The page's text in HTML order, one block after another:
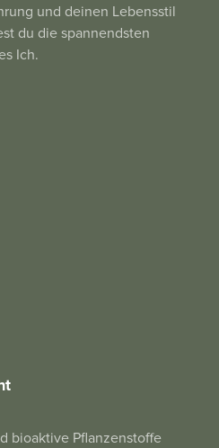
und deinen Lebensstil
du die spannendsten
Ich.
bioaktive Pflanzenstoffe